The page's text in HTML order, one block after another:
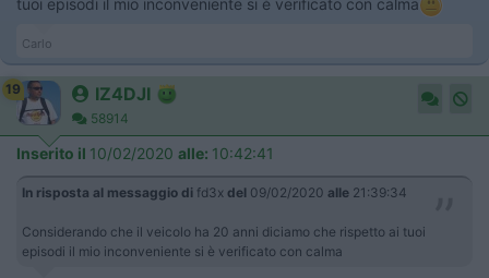
tuoi episodi il mio inconveniente si è verificato con calma
Carlo
19 IZ4DJI
58914
Inserito il 10/02/2020 alle: 10:42:41
In risposta al messaggio di fd3x del 09/02/2020 alle 21:39:34
Considerando che il veicolo ha 20 anni diciamo che rispetto ai tuoi
episodi il mio inconveniente si è verificato con calma